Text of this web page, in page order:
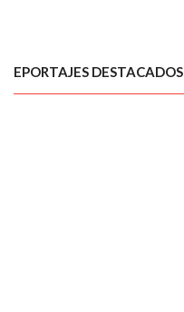
EPORTAJES DESTACADOS